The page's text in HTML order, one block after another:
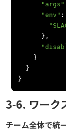
"args"
"env" :
},
}
}
}
3-6. ワーク
チーム全体で統